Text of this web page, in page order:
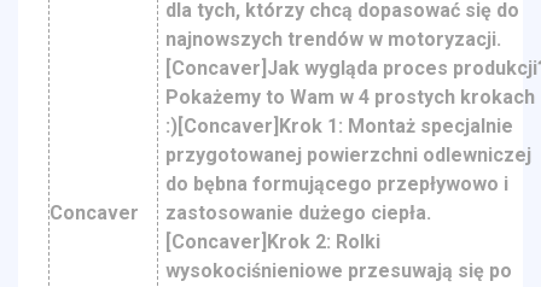
Concaver
dla tych, którzy chcą dopasować się do
najnowszych trendów w motoryzacji.
[Concaver]Jak wygląda proces
Pokażemy to Wam w 4 prostych krokach
:)[Concaver]Krok 1: Montaż specjalnie
przygotowanej powierzchni odlewniczej
do bębna formującego przepływowo i
zastosowanie dużego ciepła.
[Concaver]Krok 2: Rolki
wysokociśnieniowe przesuwają się po